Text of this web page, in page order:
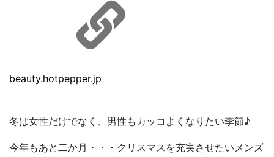
beauty.hotpepper.jp
冬は女性だけでなく、男性もカッコよくなりたい季節♪
今年もあと二か月・・・クリスマスを充実させたいメンズ